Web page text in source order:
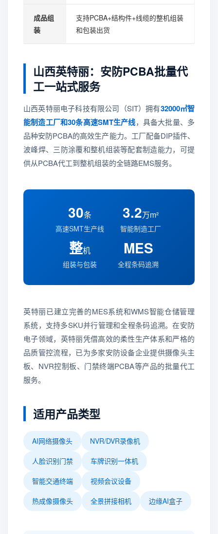
成品组
装
支持PCBA+结构件+线缆的整机组装
和包装出货
山西英特丽：安防PCBA批量代
工一站式服务
山西英特丽电子科技有限公司（SIT）拥有32000㎡智
能制造工厂和30条高速SMT生产线，具备大批量、多
品种安防PCBA的高效生产能力。工厂配备DIP插件、
波峰焊、三防涂覆和整机组装等配套制造能力，可提
供从PCBA代工到整机组装的全链路EMS服务。
30条
高速SMT生产线
3.2万m²
智能制造工厂
整机
组装与包装
MES
全程条码追溯
英特丽已建立完善的MES系统和WMS智能仓储管理
系统，支持多SKU并行管理和全程条码追溯。在安防
电子领域，英特丽凭借高效的柔性生产体系和严格的
品质管控流程，已为多家安防设备企业提供摄像头主
板、NVR控制板、门禁终端PCBA等产品的批量代工
服务。
适用产品类型
AI网络摄像头 NVR/DVR录像机
人脸识别门禁 车牌识别一体机
智能交通终端 视频会议设备
热成像摄像头 全景拼接相机 边缘AI盒子